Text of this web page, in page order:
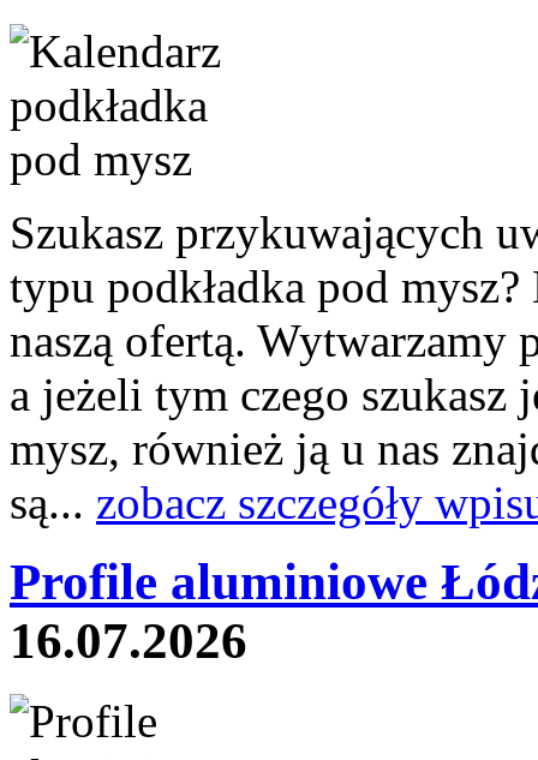
Szukasz przykuwających
typu podkładka pod
naszą ofertą. Wytwarzamy
a jeżeli tym czego szukasz
mysz, również ją u nas
są... zobacz szczegóły
Profile aluminiowe
16.07.2026